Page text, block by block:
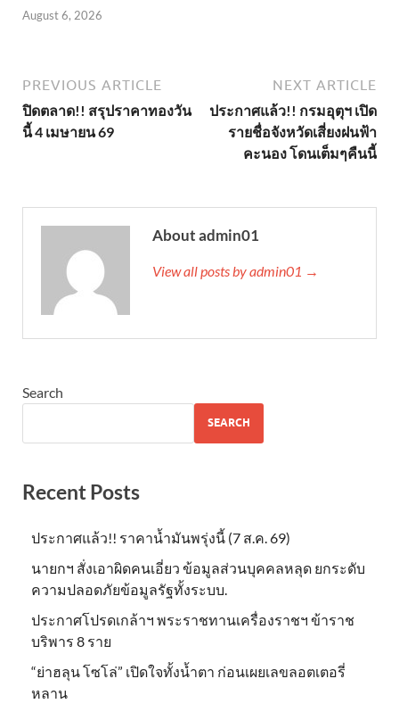
August 6, 2026
PREVIOUS ARTICLE
ปิดตลาด!! สรุปราคาทองวัน
นี้ 4 เมษายน 69
NEXT ARTICLE
ประกาศแล้ว!! กรมอุตุฯ เปิด
รายชื่อจังหวัดเสี่ยงฝนฟ้า
คะนอง โดนเต็มๆคืนนี้
About admin01
View all posts by admin01 →
Search
SEARCH
Recent Posts
ประกาศแล้ว!! ราคาน้ำมันพรุ่งนี้ (7 ส.ค. 69)
นายกฯ สั่งเอาผิดคนเอี่ยว ข้อมูลส่วนบุคคลหลุด ยกระดับ
ความปลอดภัยข้อมูลรัฐทั้งระบบ.
ประกาศโปรดเกล้าฯ พระราชทานเครื่องราชฯ ข้าราช
บริพาร 8 ราย
“ย่าฮลุน โซโล่” เปิดใจทั้งน้ำตา ก่อนเผยเลขลอตเตอรี่
หลาน